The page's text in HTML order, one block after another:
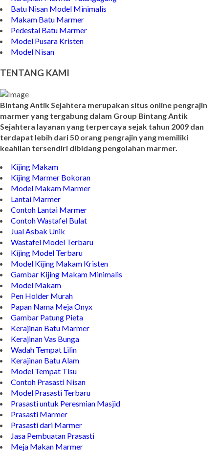
Batu Nisan Model Minimalis
Makam Batu Marmer
Pedestal Batu Marmer
Model Pusara Kristen
Model Nisan
TENTANG KAMI
Bintang Antik Sejahtera merupakan situs online pengrajin
marmer yang tergabung dalam Group Bintang Antik
Sejahtera layanan yang terpercaya sejak tahun 2009 dan
terdapat lebih dari 50 orang pengrajin yang memiliki
keahlian tersendiri dibidang pengolahan marmer.
Kijing Makam
Kijing Marmer Bokoran
Model Makam Marmer
Lantai Marmer
Contoh Lantai Marmer
Contoh Wastafel Bulat
Jual Asbak Unik
Wastafel Model Terbaru
Kijing Model Terbaru
Model Kijing Makam Kristen
Gambar Kijing Makam Minimalis
Model Makam
Pen Holder Murah
Papan Nama Meja Onyx
Gambar Patung Pieta
Kerajinan Batu Marmer
Kerajinan Vas Bunga
Wadah Tempat Lilin
Kerajinan Batu Alam
Model Tempat Tisu
Contoh Prasasti Nisan
Model Prasasti Terbaru
Prasasti untuk Peresmian Masjid
Prasasti Marmer
Prasasti dari Marmer
Jasa Pembuatan Prasasti
Meja Makan Marmer